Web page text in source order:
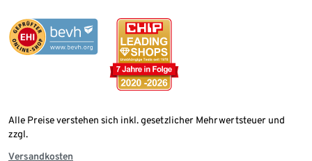
Alle Preise verstehen sich inkl. gesetzlicher Mehrwertsteuer und
zzgl.
Versandkosten